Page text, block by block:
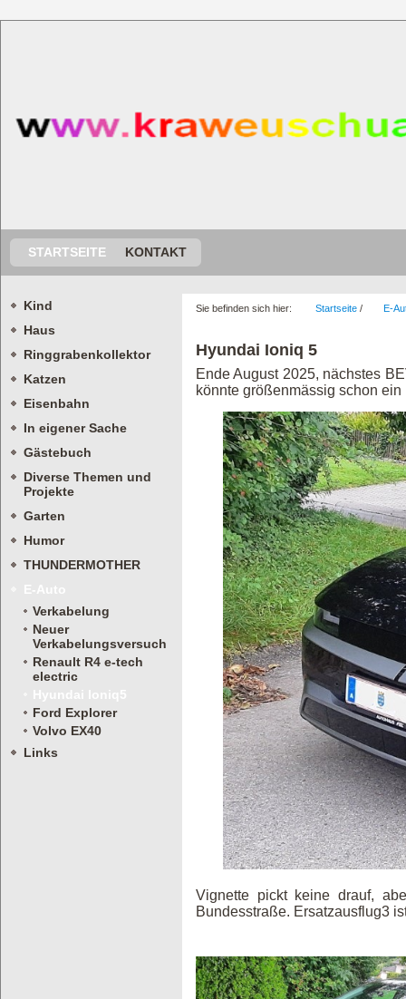
STARTSEITE KONTAKT
Kind
Haus
Ringgrabenkollektor
Katzen
Eisenbahn
In eigener Sache
Gästebuch
Diverse Themen und
Projekte
Garten
Humor
THUNDERMOTHER
Verkabelung
Neuer
Verkabelungsversuch
Renault R4 e-tech
electric
Ford Explorer
Volvo EX40
Links
Sie befinden sich hier: Startseite / E-
Hyundai Ioniq 5
Ende August 2025, nächstes
könnte größenmässig schon
Vignette pickt keine drauf,
Bundesstraße. Ersatzausflug3